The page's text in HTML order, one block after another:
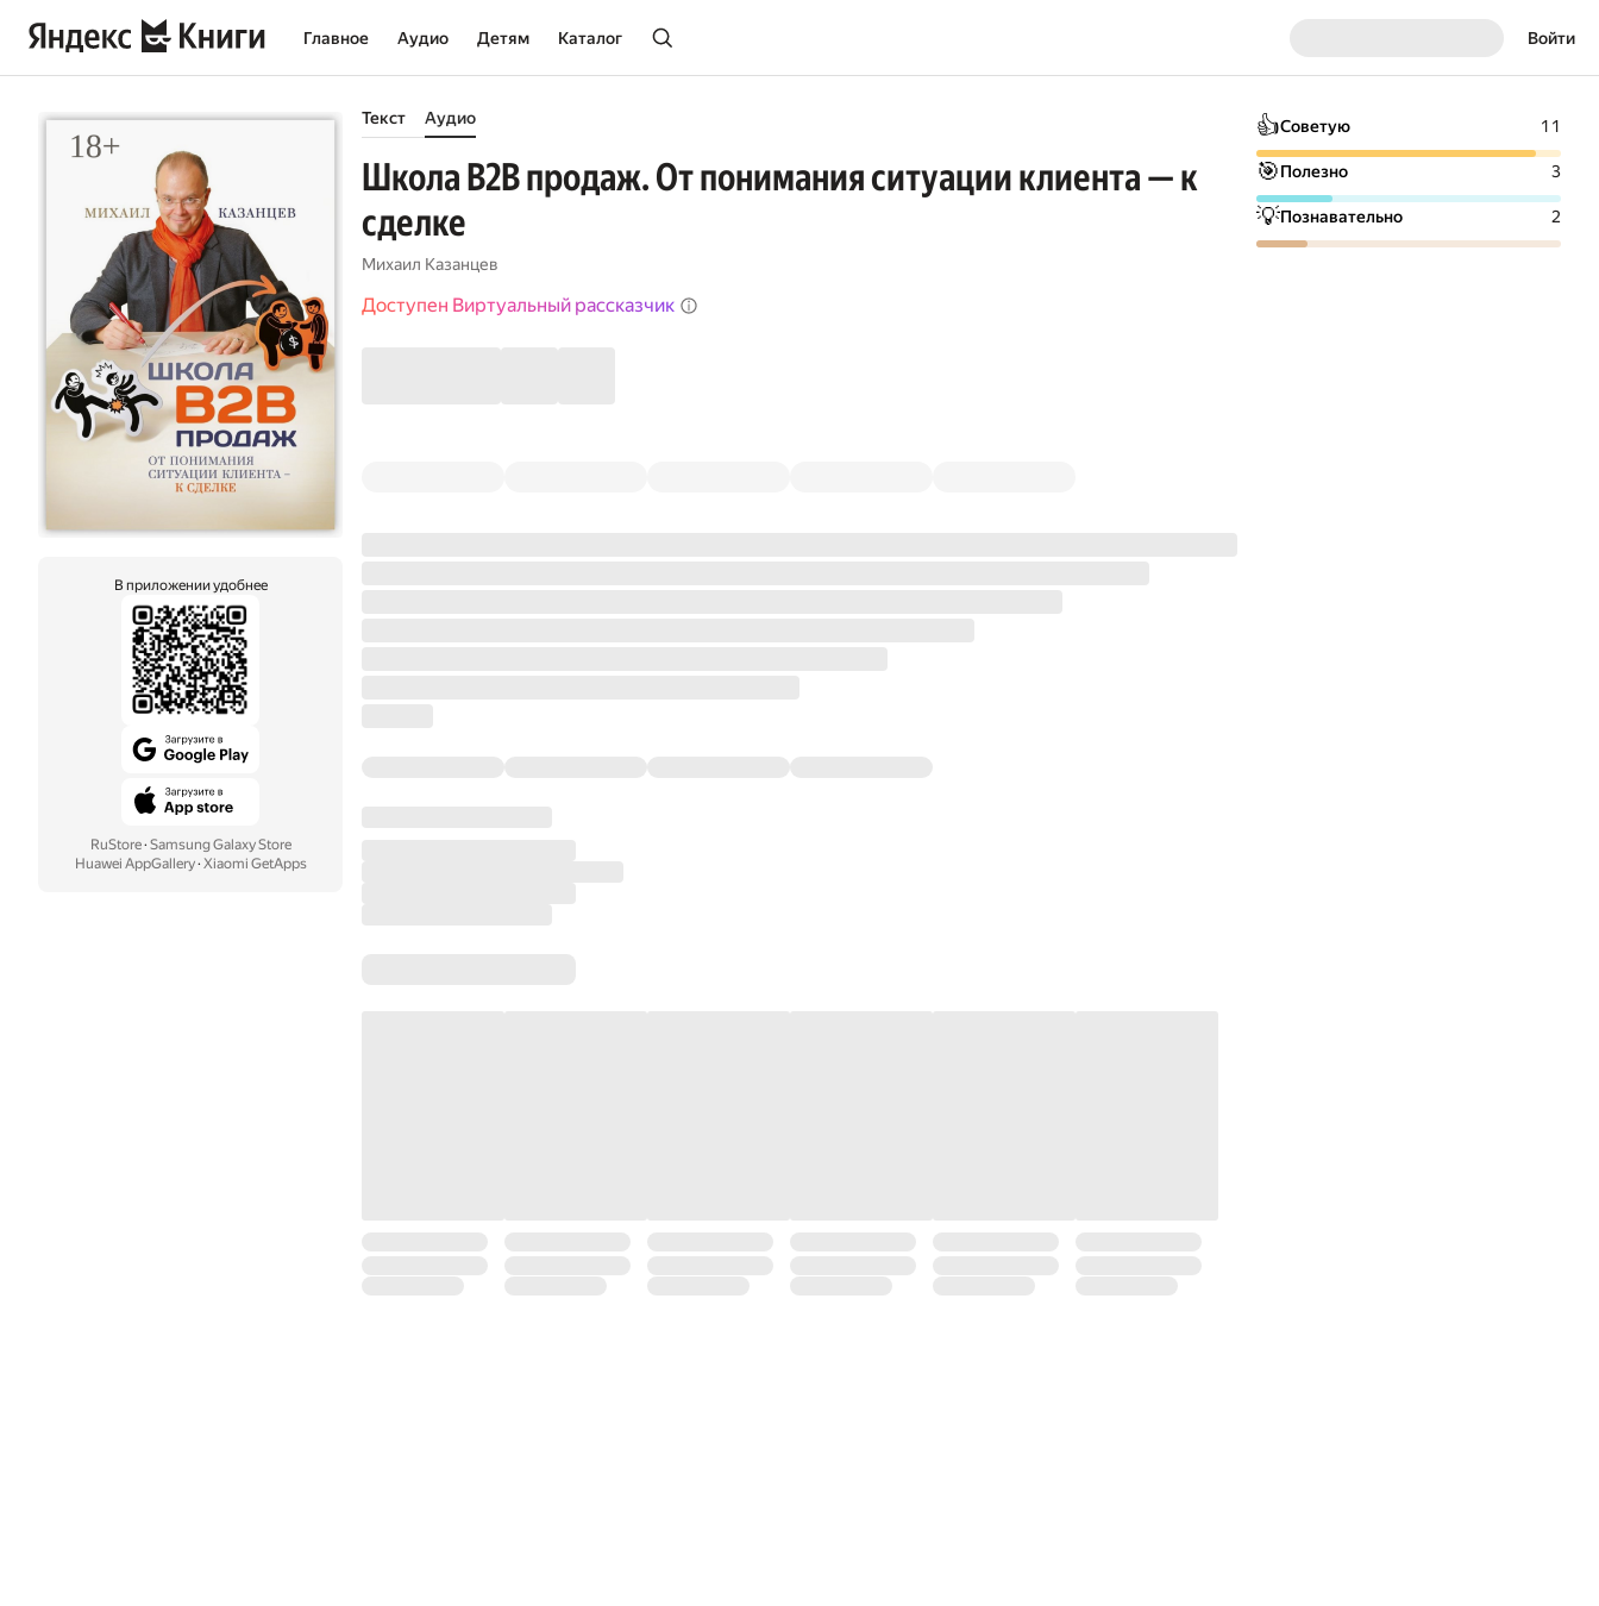
Главное Аудио Детям Каталог Войти
В приложении удобнее
RuStore· Samsung Galaxy Store
Huawei AppGallery· Xiaomi GetApps
Текст Аудио
Школа В2В продаж. От понимания ситуации клиента — к
сделке
Михаил Казанцев
Доступен Виртуальный рассказчик
👍Советую 11
🎯Полезно 3
💡Познавательно 2